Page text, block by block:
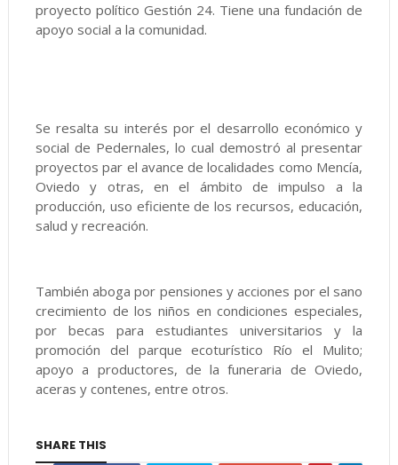
proyecto político Gestión 24. Tiene una fundación de
apoyo social a la comunidad.
Se resalta su interés por el desarrollo económico y
social de Pedernales, lo cual demostró al presentar
proyectos par el avance de localidades como Mencía,
Oviedo y otras, en el ámbito de impulso a la
producción, uso eficiente de los recursos, educación,
salud y recreación.
También aboga por pensiones y acciones por el sano
crecimiento de los niños en condiciones especiales,
por becas para estudiantes universitarios y la
promoción del parque ecoturístico Río el Mulito;
apoyo a productores, de la funeraria de Oviedo,
aceras y contenes, entre otros.
SHARE THIS